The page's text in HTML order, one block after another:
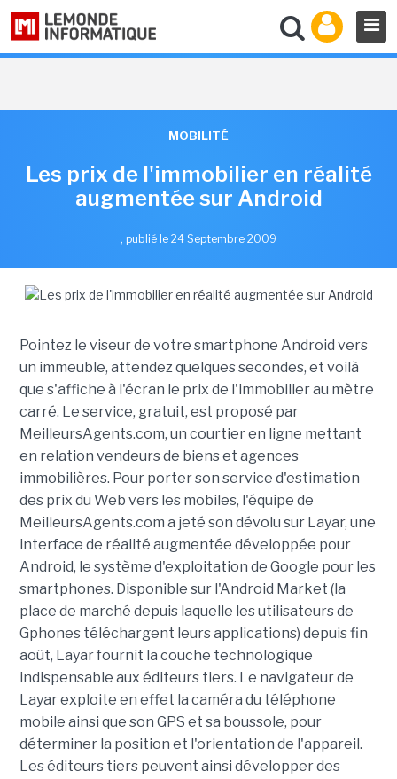
MOBILITÉ
Les prix de l'immobilier en réalité
augmentée sur Android
, publié le 24 Septembre 2009
Pointez le viseur de votre smartphone Android vers
un immeuble, attendez quelques secondes, et voilà
que s'affiche à l'écran le prix de l'immobilier au mètre
carré. Le service, gratuit, est proposé par
MeilleursAgents.com, un courtier en ligne mettant
en relation vendeurs de biens et agences
immobilières. Pour porter son service d'estimation
des prix du Web vers les mobiles, l'équipe de
MeilleursAgents.com a jeté son dévolu sur Layar, une
interface de réalité augmentée développée pour
Android, le système d'exploitation de Google pour les
smartphones. Disponible sur l'Android Market (la
place de marché depuis laquelle les utilisateurs de
Gphones téléchargent leurs applications) depuis fin
août, Layar fournit la couche technologique
indispensable aux éditeurs tiers. Le navigateur de
Layar exploite en effet la caméra du téléphone
mobile ainsi que son GPS et sa boussole, pour
déterminer la position et l'orientation de l'appareil.
Les éditeurs tiers peuvent ainsi développer des